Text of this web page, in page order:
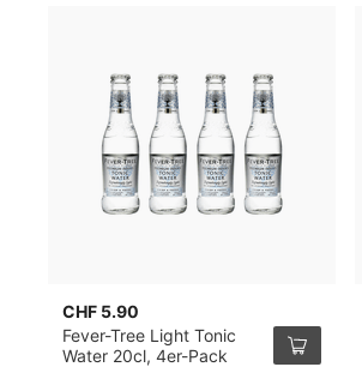
CHF 5.90
Fever-Tree Light Tonic
Water 20cl, 4er-Pack